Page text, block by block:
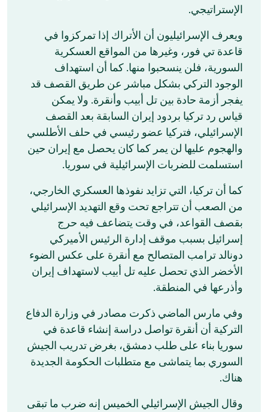
الإستراتيجي.
ويعرف الإسرائيليون أن الأتراك إذا تمركزوا في
قاعدة تي فور، وغيرها من المواقع العسكرية
السورية، فلن ينسحبوا منها. كما أن استهداف
الوجود التركي بشكل مباشر عن طريق القصف قد
يفجر أزمة حادة بين تل أبيب وأنقرة. ولا يمكن
قياس رد تركيا بردود إيران السابقة بعد القصف
الإسرائيلي، فتركيا عضو رئيسي في حلف الأطلسي
والهجوم عليها لن يمر كما كان يحصل مع إيران حين
استسلمت للضربات الإسرائيلية في سوريا.
كما أن تركيا، التي تزايد نفوذها العسكري الخارجي،
من الصعب أن تتراجع تحت وقع التهديد الإسرائيلي
بقصف القواعد، في وقت يتضاعف فيه حرج
إسرائيل بسبب موقف إدارة الرئيس الأميركي
دونالد ترامب المتصالح مع أنقرة على عكس الضوء
الأخضر الذي تحصل عليه تل أبيب لاستهداف إيران
وأذرعها في المنطقة.
وفي مارس الماضي ذكرت مصادر في وزارة الدفاع
التركية أن أنقرة تواصل دراسة إنشاء قاعدة في
سوريا بناء على طلب دمشق، بغرض تدريب الجيش
السوري بما يتماشى مع متطلبات الحكومة الجديدة
هناك.
وقال الجيش الإسرائيلي الخميس إنه ضرب ما تبقى